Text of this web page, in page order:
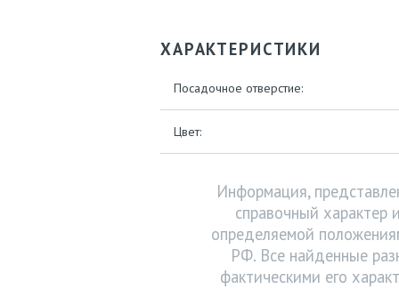
ХАРАКТЕРИСТИКИ
Посадочное отверстие:
Цвет:
Информация,
справочный характер
определяемой
РФ. Все найденные
фактическими его